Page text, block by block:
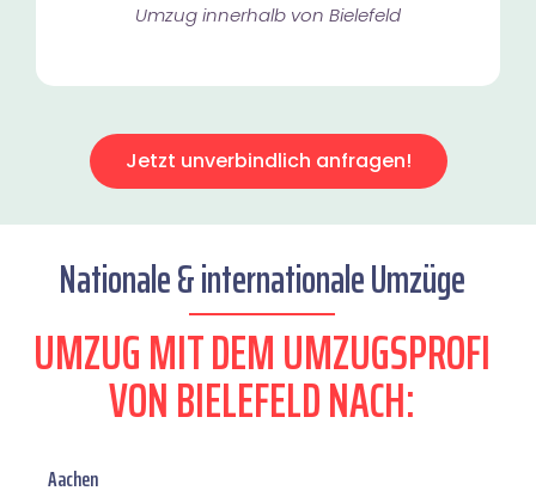
Umzug innerhalb von Bielefeld​
Jetzt unverbindlich anfragen!
Nationale & internationale Umzüge
UMZUG MIT DEM UMZUGSPROFI
VON BIELEFELD NACH:
Aachen